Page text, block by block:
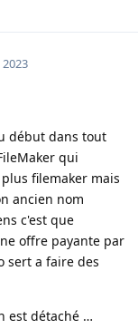
début dans tout
qui
filemaker mais
ancien nom
c'est que
offre payante par
sert a faire des
est détaché …